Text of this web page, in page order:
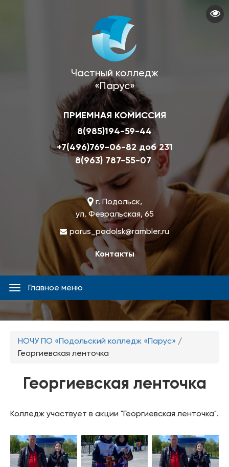
Частный колледж
«Парус»
ПРИЕМНАЯ КОМИССИЯ
8(985)194-59-44
+7(496)769-06-82 доб 231
8(963) 787-55-07
г. Подольск,
ул. Февральская, 65
parus_podolsk@rambler.ru
Контакты
Главное
меню
Главное меню
Вы
здесь
НОЧУ ПО «Подольский колледж «Парус» /
Георгиевская ленточка
Георгиевская ленточка
Колледж участвует в акции "Георгиевская ленточка".